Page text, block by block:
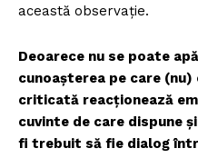
această observație.
Deoarece nu se poate
cunoașterea pe care
criticată reacționează
cuvinte de care dispune
fi trebuit să fie dialog